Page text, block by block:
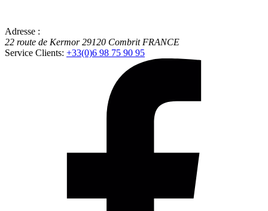
Adresse :
22 route de Kermor 29120 Combrit FRANCE
Service Clients: +33(0)6 98 75 90 95